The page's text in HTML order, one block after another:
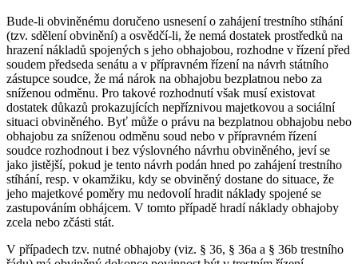
Bude-li obviněnému doručeno usnesení o zahájení trestního stíhání
(tzv. sdělení obvinění) a osvědčí-li, že nemá dostatek prostředků na
hrazení nákladů spojených s jeho obhajobou, rozhodne v řízení před
soudem předseda senátu a v přípravném řízení na návrh státního
zástupce soudce, že má nárok na obhajobu bezplatnou nebo za
sníženou odměnu. Pro takové rozhodnutí však musí existovat
dostatek důkazů prokazujících nepříznivou majetkovou a sociální
situaci obviněného. Byť může o právu na bezplatnou obhajobu nebo
obhajobu za sníženou odměnu soud nebo v přípravném řízení
soudce rozhodnout i bez výslovného návrhu obviněného, jeví se
jako jistější, pokud je tento návrh podán hned po zahájení trestního
stíhání, resp. v okamžiku, kdy se obviněný dostane do situace, že
jeho majetkové poměry mu nedovolí hradit náklady spojené se
zastupováním obhájcem. V tomto případě hradí náklady obhajoby
zcela nebo zčásti stát.
V případech tzv. nutné obhajoby (viz. § 36, § 36a a § 36b trestního